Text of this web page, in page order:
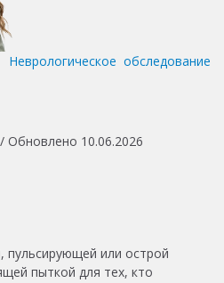
Неврологическое обследование
Обновлено 10.06.2026
пульсирующей или острой
пыткой для тех, кто